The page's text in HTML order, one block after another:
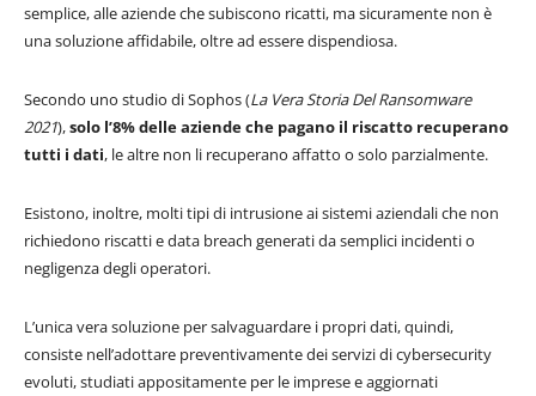
semplice, alle aziende che subiscono ricatti, ma sicuramente non è
una soluzione affidabile, oltre ad essere dispendiosa.
Secondo uno studio di Sophos (La Vera Storia Del Ransomware
2021),solo l’8% delle aziende che pagano il riscatto recuperano
tutti i dati, le altre non li recuperano affatto o solo parzialmente.
Esistono, inoltre, molti tipi di intrusione ai sistemi aziendali che non
richiedono riscatti e data breach generati da semplici incidenti o
negligenza degli operatori.
L’unica vera soluzione per salvaguardare i propri dati, quindi,
consiste nell’adottare preventivamente dei servizi di cybersecurity
evoluti, studiati appositamente per le imprese e aggiornati